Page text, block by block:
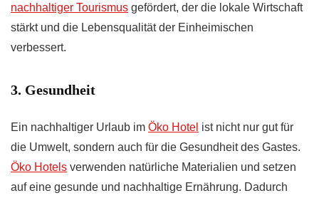
nachhaltiger Tourismus gefördert, der die lokale Wirtschaft
stärkt und die Lebensqualität der Einheimischen
verbessert.
3. Gesundheit
Ein nachhaltiger Urlaub im Öko Hotel ist nicht nur gut für
die Umwelt, sondern auch für die Gesundheit des Gastes.
Öko Hotels verwenden natürliche Materialien und setzen
auf eine gesunde und nachhaltige Ernährung. Dadurch